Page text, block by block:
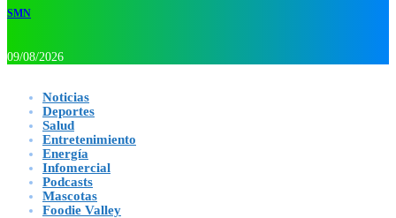
SMN
09/08/2026
Noticias
Deportes
Salud
Entretenimiento
Energía
Infomercial
Podcasts
Mascotas
Foodie Valley